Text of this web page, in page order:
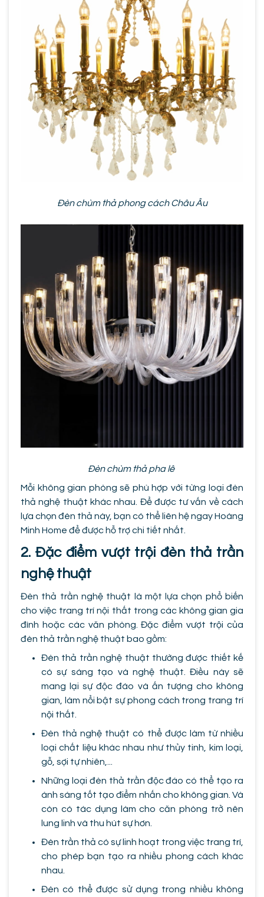
Đèn chùm thả phong cách Châu Âu
Đèn chùm thả pha lê
Mỗi không gian phòng sẽ phù hợp với từng loại đèn
thả nghệ thuật khác nhau. Để được tư vấn về cách
lựa chọn đèn thả này, bạn có thể liên hệ ngay Hoàng
Minh Home để được hỗ trợ chi tiết nhất.
2. Đặc điểm vượt trội đèn thả trần
nghệ thuật
Đèn thả trần nghệ thuật là một lựa chọn phổ biến
cho việc trang trí nội thất trong các không gian gia
đình hoặc các văn phòng. Đặc điểm vượt trội của
đèn thả trần nghệ thuật bao gồm:
Đèn thả trần nghệ thuật thường được thiết kế
có sự sáng tạo và nghệ thuật. Điều này sẽ
mang lại sự độc đáo và ấn tượng cho không
gian, làm nổi bật sự phong cách trong trang trí
nội thất.
Đèn thả nghệ thuật có thể được làm từ nhiều
loại chất liệu khác nhau như thủy tinh, kim loại,
gỗ, sợi tự nhiên,...
Những loại đèn thả trần độc đáo có thể tạo ra
ánh sáng tốt tạo điểm nhấn cho không gian. Và
còn có tác dụng làm cho căn phòng trở nên
lung linh và thu hút sự hơn.
Đèn trần thả có sự linh hoạt trong việc trang trí,
cho phép bạn tạo ra nhiều phong cách khác
nhau.
Đèn có thể được sử dụng trong nhiều không